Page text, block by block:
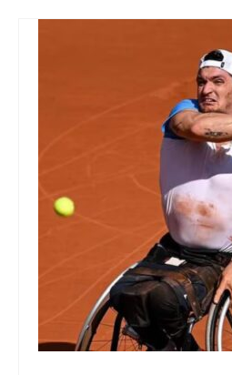
UNIVERSO CAD
CAD FEDERAL